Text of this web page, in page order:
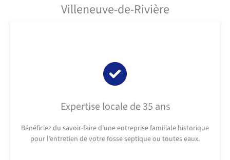
Villeneuve-de-Rivière
Expertise locale de 35 ans
Bénéficiez du savoir-faire d’une entreprise familiale historique
pour l’entretien de votre fosse septique ou toutes eaux.